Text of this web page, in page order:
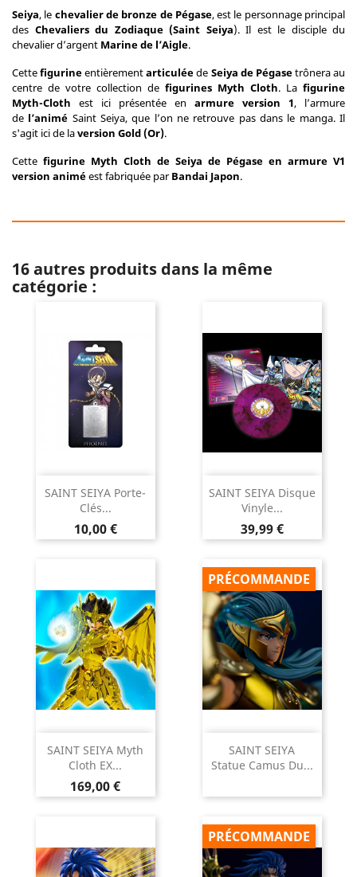
Seiya, le chevalier de bronze de Pégase, est le personnage principal
des Chevaliers du Zodiaque (Saint Seiya). Il est le disciple du
chevalier d’argent Marine de l’Aigle.
Cettefigurineentièrementarticuléede Seiya de Pégasetrônera au
centre de votre collection de figurines Myth Cloth. La figurine
Myth-Cloth est ici présentée en armure version 1, l’armure
de l’animé Saint Seiya, que l’on ne retrouve pas dans le manga. Il
s'agit ici de laversion Gold (Or).
Cette figurine Myth Cloth de Seiya de Pégase en armure V1
version animéest fabriquée parBandai Japon.
16 autres produits dans la même
catégorie :
SAINT SEIYA Porte-
Clés...
Prix
10,00 €
SAINT SEIYA Disque
Vinyle...
Prix
39,99 €
SAINT SEIYA Myth
Cloth EX...
Prix
169,00 €
SAINT SEIYA
Statue Camus Du...
PRÉCOMMANDE
PRÉCOMMANDE